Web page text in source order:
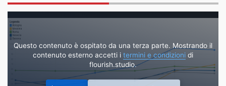
Questo contenuto è ospitato da una terza parte. Mostrando il
contenuto esterno accetti i termini e condizioni di
flourish.studio.